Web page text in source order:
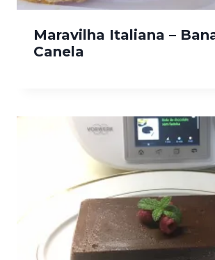
Maravilha Italiana –
Canela